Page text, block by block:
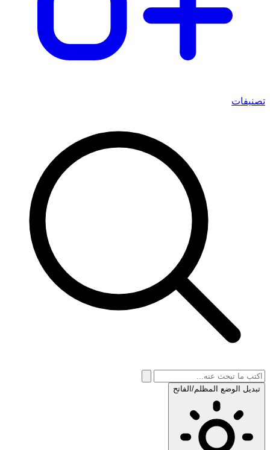
تصنيفات
تبديل الوضع المظلم/الفاتح